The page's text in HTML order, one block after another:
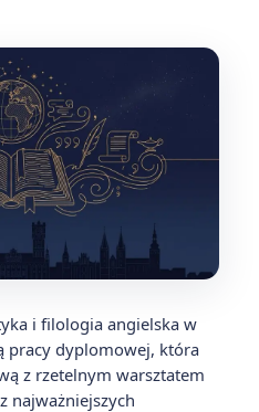
i filologia angielska w
pracy dyplomowej, która
z rzetelnym warsztatem
najważniejszych